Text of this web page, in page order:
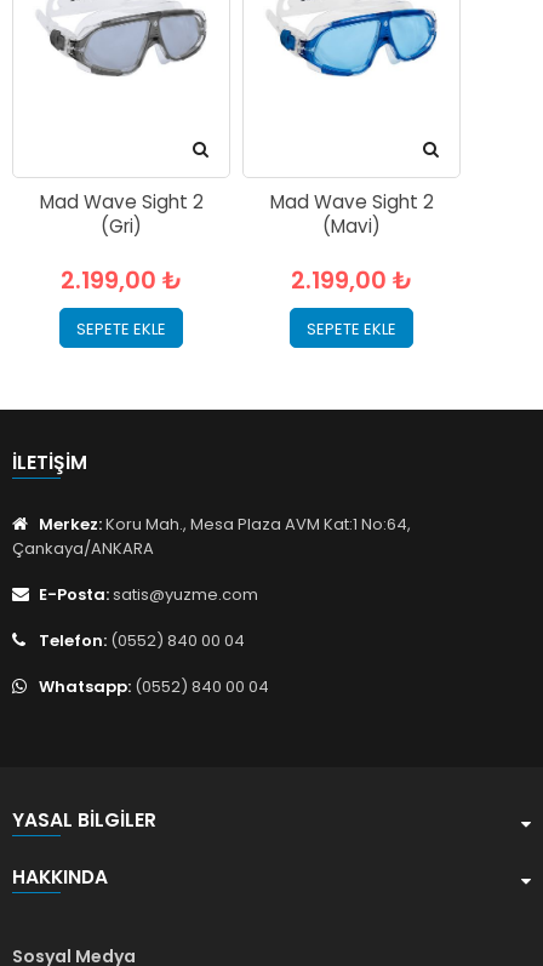
Mad Wave Sight 2
(Gri)
2.199,00 ₺
SEPETE EKLE
Mad Wave Sight 2
(Mavi)
2.199,00 ₺
SEPETE EKLE
İLETIŞIM
Merkez:Koru Mah., Mesa Plaza AVM Kat:1 No:64,
Çankaya/ANKARA
E-Posta:satis@yuzme.com
Telefon: (0552) 840 00 04
Whatsapp: (0552) 840 00 04
YASAL BILGILER
HAKKINDA
Sosyal Medya